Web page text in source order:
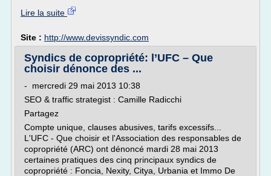
Lire la suite
Site : http://www.devissyndic.com
Syndics de copropriété: l’UFC – Que
choisir dénonce des ...
- mercredi 29 mai 2013 10:38
SEO & traffic strategist : Camille Radicchi
Partagez
Compte unique, clauses abusives, tarifs excessifs...
L'UFC - Que choisir et l'Association des responsables de
copropriété (ARC) ont dénoncé mardi 28 mai 2013
certaines pratiques des cinq principaux syndics de
copropriété : Foncia, Nexity, Citya, Urbania et Immo De